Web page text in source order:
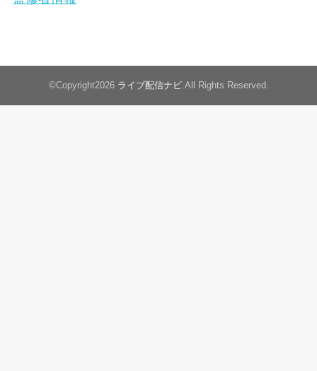
©Copyright2026 ライブ配信ナビ.All Rights Reserved.